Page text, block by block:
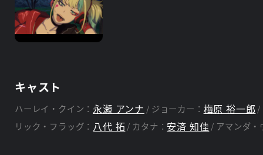
キャスト
ハーレイ・クイン： 永瀬 アンナ ジョーカー： 梅原 裕一郎
リック・フラッグ： 八代 拓 カタナ： 安済 知佳 アマンダ